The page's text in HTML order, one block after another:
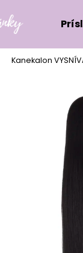
Kanekalon